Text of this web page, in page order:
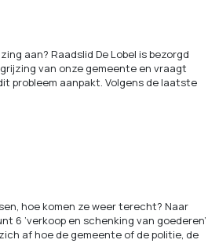
aan? Raadslid De Lobel is bezorgd
van onze gemeente en vraagt
probleem aanpakt. Volgens de laatste
hoe komen ze weer terecht? Naar
6 ’verkoop en schenking van goederen’
af hoe de gemeente of de politie, de